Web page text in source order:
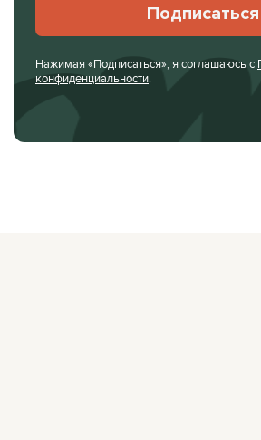
Подписаться
Нажимая «Подписаться», я соглашаюсь с
конфиденциальности.